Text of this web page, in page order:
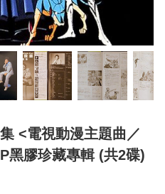
<電視動漫主題曲／
黑膠珍藏專輯 (共2碟)